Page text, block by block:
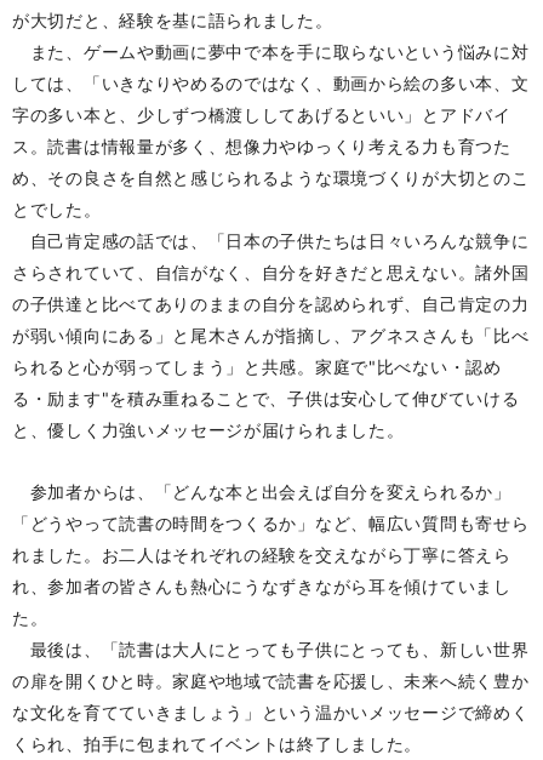
が大切だと、経験を基に語られました。
また、ゲームや動画に夢中で本を手に取らないという悩みに対
しては、「いきなりやめるのではなく、動画から絵の多い本、文
字の多い本と、少しずつ橋渡ししてあげるといい」とアドバイ
ス。読書は情報量が多く、想像力やゆっくり考える力も育つた
め、その良さを自然と感じられるような環境づくりが大切とのこ
とでした。
自己肯定感の話では、「日本の子供たちは日々いろんな競争に
さらされていて、自信がなく、自分を好きだと思えない。諸外国
の子供達と比べてありのままの自分を認められず、自己肯定の力
が弱い傾向にある」と尾木さんが指摘し、アグネスさんも「比べ
られると心が弱ってしまう」と共感。家庭で"比べない・認め
る・励ます"を積み重ねることで、子供は安心して伸びていける
と、優しく力強いメッセージが届けられました。
参加者からは、「どんな本と出会えば自分を変えられるか」
「どうやって読書の時間をつくるか」など、幅広い質問も寄せら
れました。お二人はそれぞれの経験を交えながら丁寧に答えら
れ、参加者の皆さんも熱心にうなずきながら耳を傾けていまし
た。
最後は、「読書は大人にとっても子供にとっても、新しい世界
の扉を開くひと時。家庭や地域で読書を応援し、未来へ続く豊か
な文化を育てていきましょう」という温かいメッセージで締めく
くられ、拍手に包まれてイベントは終了しました。